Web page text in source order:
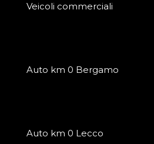
Veicoli commerciali
Auto km 0 Bergamo
Auto km 0 Lecco